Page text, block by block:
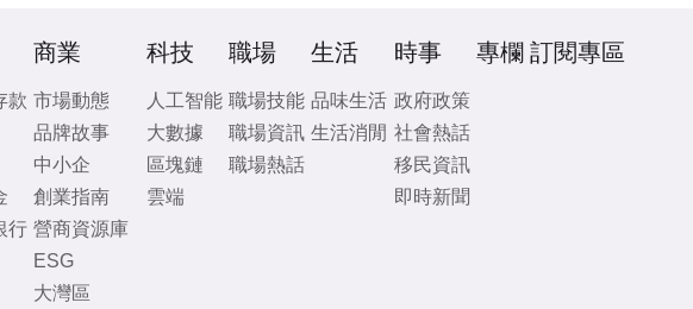
款
行
商業
市場動態
品牌故事
中小企
創業指南
營商資源庫
ESG
大灣區
科技
人工智能
大數據
區塊鏈
雲端
職場
職場技能
職場資訊
職場熱話
生活
品味生活
生活消閒
時事
政府政策
社會熱話
移民資訊
即時新聞
專欄 訂閱專區